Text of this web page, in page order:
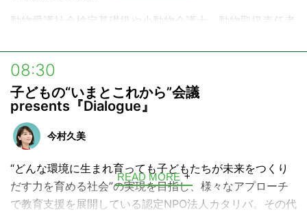
動物愛護社会検定基礎級や小動物介護士、動物取扱責任者
【DOG BLESS YOU】にてペットライフにまつわる様々な
情報を発信しているラジオパーソナリティ、DJ mapi松本
ともこが、リスナーやゲストとともにペットと暮らすこと
の楽しさ、豊かさを共感しあったり、週末にペットと一緒
に行けるスポットの情報をお届けするほか、ペットと暮ら
していると心配な災害時の備えなど、ペットを取り巻く
様々な情報、話題をお届けしていきます。
08:30
子どもの“いまとこれから”会議
presents『Dialogue』
今村久美
“どんな環境に生まれ育っても子どもたちが未来をつくり
だす力を育める社会”の実現を目指し、様々なアプローチ
で教育支援を展開している認定NPO法人カタリバ。その代
READ MORE